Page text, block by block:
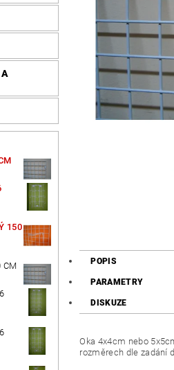
150
CM
POPIS
PARAMETRY
DISKUZE
Oka 4x4cm nebo
rozměrech dle zadání